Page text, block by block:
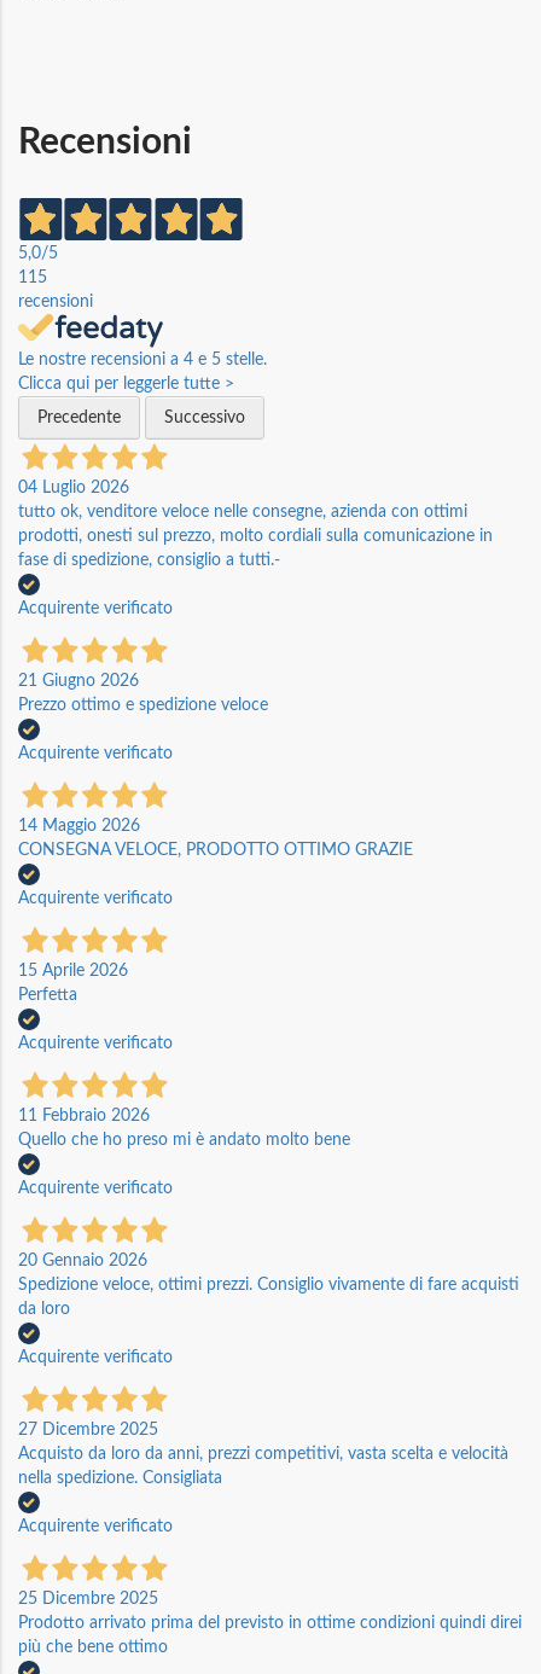
Recensioni
5,0/5
115
recensioni
Le nostre recensioni a 4 e 5 stelle.
Clicca qui per leggerle tutte >
Precedente
Successivo
04 Luglio 2026
tutto ok, venditore veloce nelle consegne, azienda con ottimi
prodotti, onesti sul prezzo, molto cordiali sulla comunicazione in
fase di spedizione, consiglio a tutti.-
Acquirente verificato
21 Giugno 2026
Prezzo ottimo e spedizione veloce
Acquirente verificato
14 Maggio 2026
CONSEGNA VELOCE, PRODOTTO OTTIMO GRAZIE
Acquirente verificato
15 Aprile 2026
Perfetta
Acquirente verificato
11 Febbraio 2026
Quello che ho preso mi è andato molto bene
Acquirente verificato
20 Gennaio 2026
Spedizione veloce, ottimi prezzi. Consiglio vivamente di fare acquisti
da loro
Acquirente verificato
27 Dicembre 2025
Acquisto da loro da anni, prezzi competitivi, vasta scelta e velocità
nella spedizione. Consigliata
Acquirente verificato
25 Dicembre 2025
Prodotto arrivato prima del previsto in ottime condizioni quindi direi
più che bene ottimo